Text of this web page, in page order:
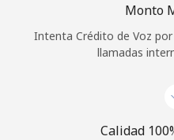
Monto
Intenta Crédito de Voz
llamadas
Calidad